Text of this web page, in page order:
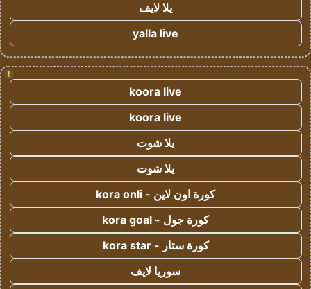
يلا لايف
yalla live
!
koora live
koora live
يلا شوت
يلا شوت
كورة اون لاين - kora onli
كورة جول - kora goal
كورة ستار - kora star
سوريا لايف